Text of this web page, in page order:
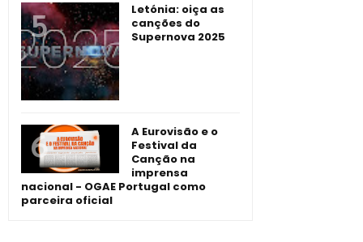
Letónia: oiça as
canções do
Supernova 2025
A Eurovisão e o
Festival da
Canção na
imprensa
nacional - OGAE Portugal como
parceira oficial